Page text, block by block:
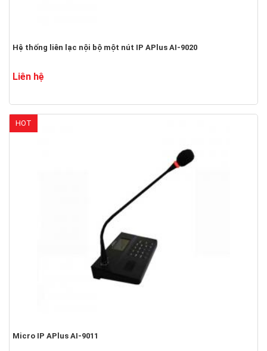
Hệ thống liên lạc nội bộ một nút IP APlus AI-9020
Liên hệ
HOT
Micro IP APlus AI-9011